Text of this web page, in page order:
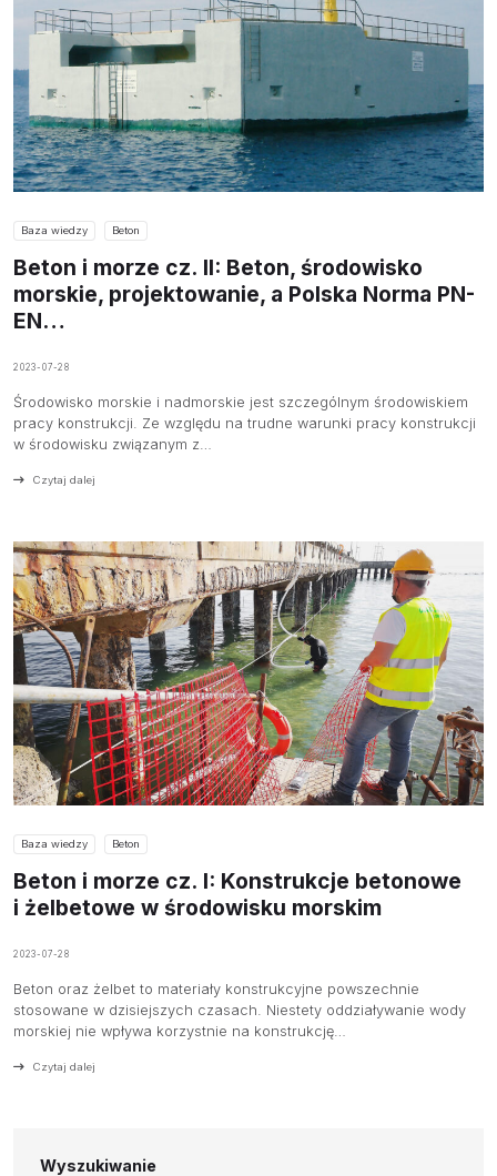
O NAS
OFERTA
Baza wiedzy Beton
Beton i morze cz. II: Beton, środowisko
morskie, projektowanie, a Polska Norma PN-
EN…
2023-07-28
Środowisko morskie i nadmorskie jest szczególnym środowiskiem
pracy konstrukcji. Ze względu na trudne warunki pracy konstrukcji
w środowisku związanym z…
Czytaj dalej
Baza wiedzy Beton
Beton i morze cz. I: Konstrukcje betonowe
i żelbetowe w środowisku morskim
2023-07-28
Beton oraz żelbet to materiały konstrukcyjne powszechnie
stosowane w dzisiejszych czasach. Niestety oddziaływanie wody
morskiej nie wpływa korzystnie na konstrukcję…
Czytaj dalej
Wyszukiwanie